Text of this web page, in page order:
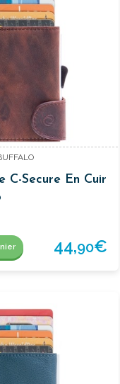
C-Secure En Cuir
44,90€